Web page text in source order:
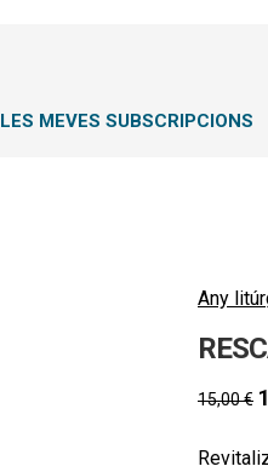
LES MEVES SUBSCRIPCIONS
Any
15,00€